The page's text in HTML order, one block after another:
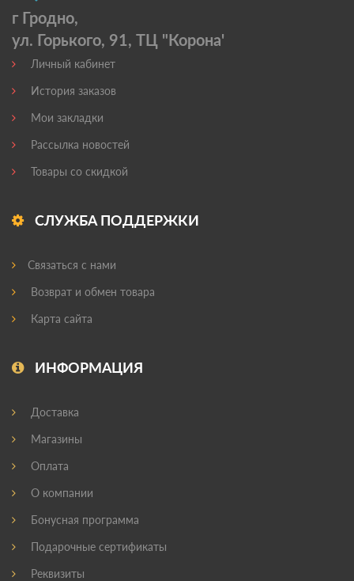
г Гродно,
ул. Горького, 91, ТЦ "Корона'
Личный кабинет
История заказов
Мои закладки
Рассылка новостей
Товары со скидкой
СЛУЖБА ПОДДЕРЖКИ
Связаться с нами
Возврат и обмен товара
Карта сайта
ИНФОРМАЦИЯ
Доставка
Магазины
Оплата
О компании
Бонусная программа
Подарочные сертификаты
Реквизиты